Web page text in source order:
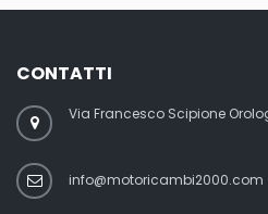
CONTATTI
Via Francesco Scipione
info@motoricambi2000.com